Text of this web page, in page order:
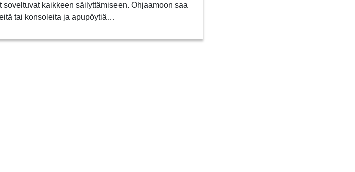
soveltuvat kaikkeen säilyttämiseen. Ohjaamoon saa
tai konsoleita ja apupöytiä…